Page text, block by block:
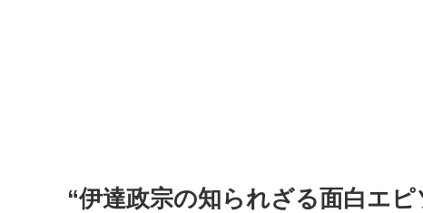
“伊達政宗の知られざる面白エ